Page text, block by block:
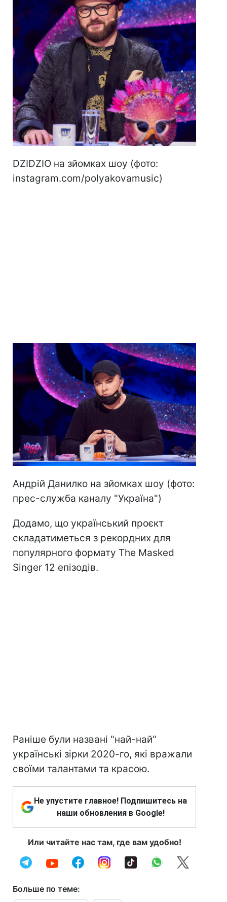
DZIDZIO на зйомках шоу (фото:
instagram.com/polyakovamusic)
Андрій Данилко на зйомках шоу (фото:
прес-служба каналу "Україна")
Додамо, що український проєкт
складатиметься з рекордних для
популярного формату The Masked
Singer 12 епізодів.
Раніше були названі "най-най"
українські зірки 2020-го, які вражали
своїми талантами та красою.
Не упустите главное! Подпишитесь на
наши обновления в Google!
Или читайте нас там, где вам удобно!
Больше по теме: